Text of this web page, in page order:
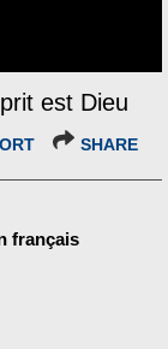
est Dieu
SHARE
français